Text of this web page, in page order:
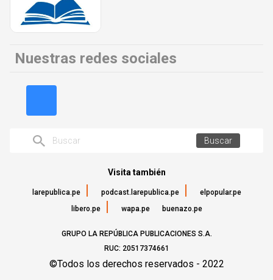
Nuestras redes sociales
Buscar
Visita también
larepublica.pe podcast.larepublica.pe
elpopular.pe
libero.pe
wapa.pe buenazo.pe
GRUPO LA REPÚBLICA PUBLICACIONES S.A.
RUC: 20517374661
©Todos los derechos reservados - 2022